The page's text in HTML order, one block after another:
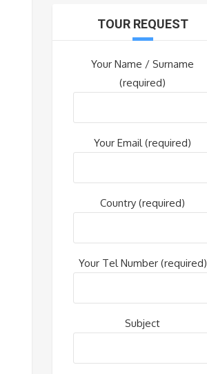
TOUR REQUEST
Your Name / Surname
(required)
Your Email (required)
Country (required)
Your Tel Number (required)
Subject